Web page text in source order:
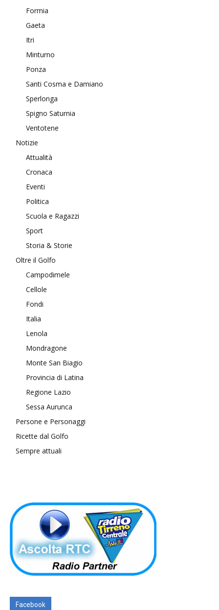
Formia
Gaeta
Itri
Minturno
Ponza
Santi Cosma e Damiano
Sperlonga
Spigno Saturnia
Ventotene
Notizie
Attualità
Cronaca
Eventi
Politica
Scuola e Ragazzi
Sport
Storia & Storie
Oltre il Golfo
Campodimele
Cellole
Fondi
Italia
Lenola
Mondragone
Monte San Biagio
Provincia di Latina
Regione Lazio
Sessa Aurunca
Persone e Personaggi
Ricette dal Golfo
Sempre attuali
Facebook